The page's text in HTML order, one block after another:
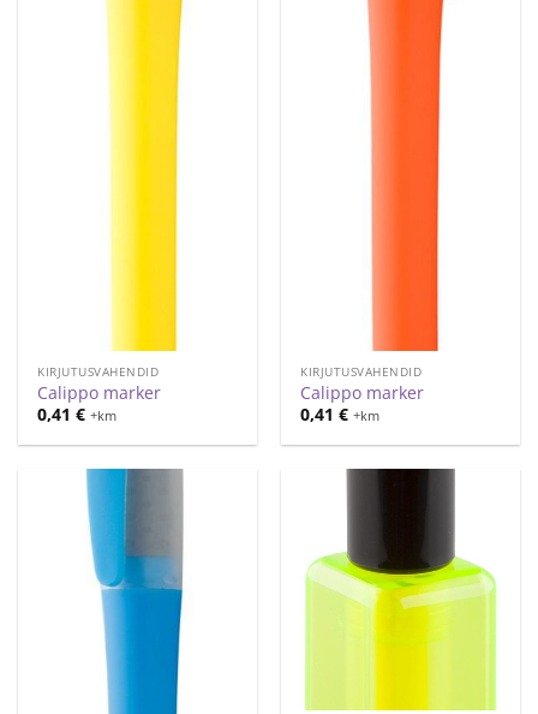
KIRJUTUSVAHENDID
Calippo marker
0,41€ +km
KIRJUTUSVAHENDID
Calippo marker
0,41€ +km